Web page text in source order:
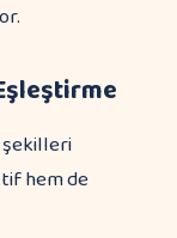
şekilleri
hem de